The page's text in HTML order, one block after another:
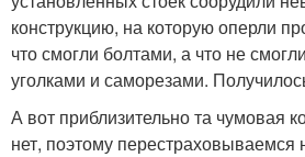
конструкцию, на которую оперли
что смогли болтами, а что не
уголками и саморезами.
А вот приблизительно та чумовая
нет, поэтому перестраховываемся